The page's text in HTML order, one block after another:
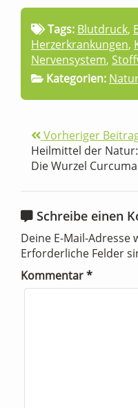
Tags: Blutdruck,
Herzerkrankungen,
Nervensystem,
Kategorien:
Vorheriger
Heilmittel der Natur:
Die Wurzel Curcuma
Schreibe einen
Deine E-Mail-
Erforderliche Felder
Kommentar*